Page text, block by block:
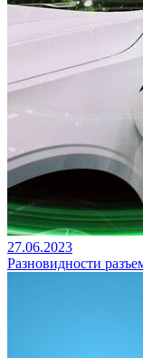
27.06.2023
Разновидности